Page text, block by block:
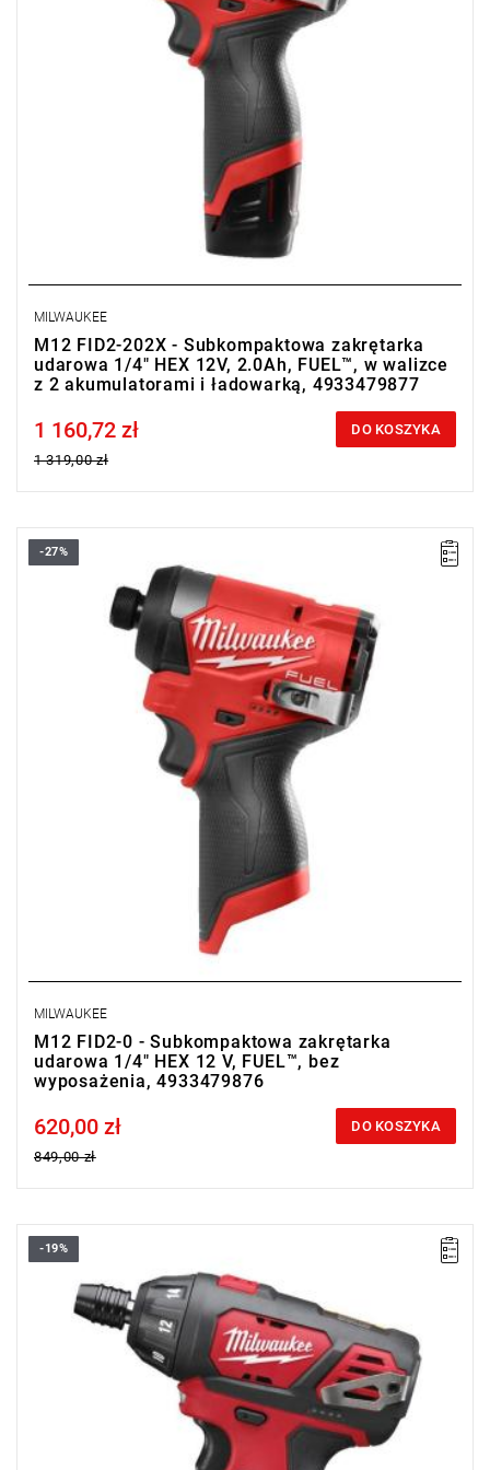
MILWAUKEE
M12 FID2-202X - Subkompaktowa zakrętarka
udarowa 1/4" HEX 12V, 2.0Ah, FUEL™, w walizce
z 2 akumulatorami i ładowarką, 4933479877
Price tax included
1 160,72 zł
1 319,00 zł
DO KOSZYKA
Wyprzedaż z magazynu. Pozostały 2 sztuki w promocji.
Wytrzymała zakrętarka udarowa o niezwykle kompaktowej
budowie, dzięki 127 mm długości idealnie nadaje się do pracy w
trudno dostępnych miejscach.
-27%
MILWAUKEE
M12 FID2-0 - Subkompaktowa zakrętarka
udarowa 1/4" HEX 12 V, FUEL™, bez
wyposażenia, 4933479876
Price tax included
620,00 zł
849,00 zł
DO KOSZYKA
Ta zakrętarka ma tylko 169 mm długości, dzięki czemu świetnie
nadaje się do pracy w ograniczonych przestrzeniach.
-19%